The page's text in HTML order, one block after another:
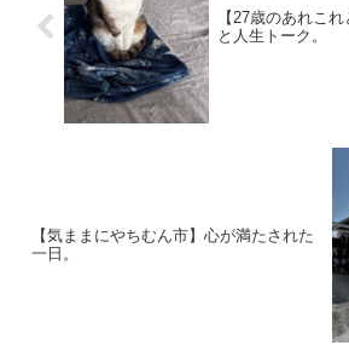
【27歳のあれこ
と人生トーク。
【気ままにやちむん市】心が満たされた
一日。